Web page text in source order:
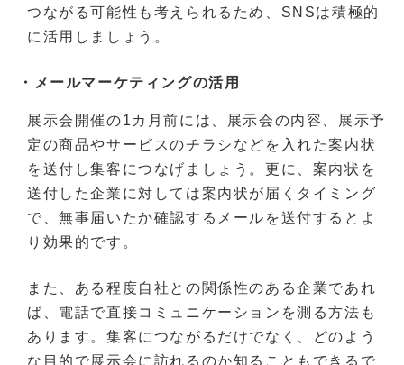
つながる可能性も考えられるため、SNSは積極的
に活用しましょう。
・メールマーケティングの活用
展示会開催の1カ月前には、展示会の内容、展示予
定の商品やサービスのチラシなどを入れた案内状
を送付し集客につなげましょう。更に、案内状を
送付した企業に対しては案内状が届くタイミング
で、無事届いたか確認するメールを送付するとよ
り効果的です。
また、ある程度自社との関係性のある企業であれ
ば、電話で直接コミュニケーションを測る方法も
あります。集客につながるだけでなく、どのよう
な目的で展示会に訪れるのか知ることもできるで